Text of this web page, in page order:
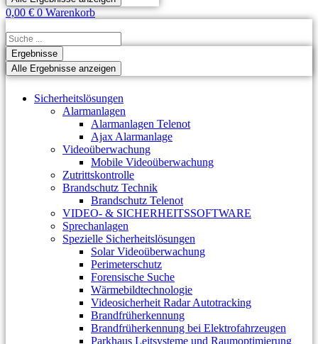
0,00€ 0 Warenkorb
Search
...Ergebnisse
Alle Ergebnisse anzeigen
Sicherheitslösungen
Alarmanlagen
Alarmanlagen Telenot
Ajax Alarmanlage
Videoüberwachung
Mobile Videoüberwachung
Zutrittskontrolle
Brandschutz Technik
Brandschutz Telenot
VIDEO- & SICHERHEITSSOFTWARE
Sprechanlagen
Spezielle Sicherheitslösungen
Solar Videoüberwachung
Perimeterschutz
Forensische Suche
Wärmebildtechnologie
Videosicherheit Radar Autotracking​
Brandfrüherkennung
Brandfrüherkennung bei Elektrofahrzeugen
Parkhaus Leitsysteme und Raumoptimierung